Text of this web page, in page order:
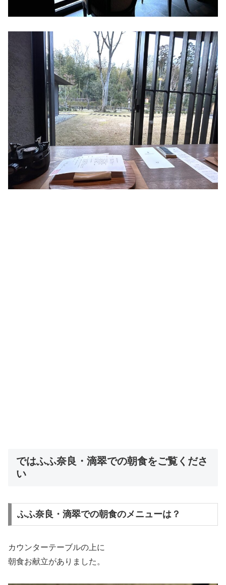
ではふふ奈良・滴翠での朝食をご覧くださ
い
ふふ奈良・滴翠での朝食のメニューは？
カウンターテーブルの上に
朝食お献立がありました。